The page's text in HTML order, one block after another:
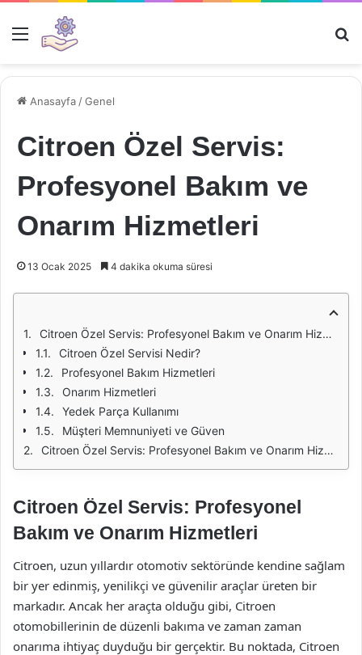
Menü
Anasayfa /Genel
Citroen Özel Servis:
Profesyonel Bakım ve
Onarım Hizmetleri
13 Ocak 2025 4 dakika okuma süresi
Citroen Özel Servis: Profesyonel Bakım ve Onarım Hizmetleri
Citroen Özel Servisi Nedir?
Profesyonel Bakım Hizmetleri
Onarım Hizmetleri
Yedek Parça Kullanımı
Müşteri Memnuniyeti ve Güven
Citroen Özel Servis: Profesyonel Bakım ve Onarım Hizmetleri
Citroen Özel Servis: Profesyonel
Bakım ve Onarım Hizmetleri
Citroen, uzun yıllardır otomotiv sektöründe kendine sağlam
bir yer edinmiş, yenilikçi ve güvenilir araçlar üreten bir
markadır. Ancak her araçta olduğu gibi, Citroen
otomobillerinin de düzenli bakıma ve zaman zaman
onarıma ihtiyaç duyduğu bir gerçektir. Bu noktada, Citroen